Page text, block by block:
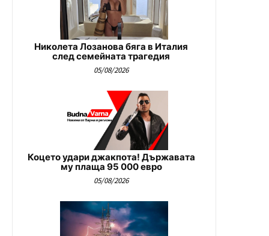
Николета Лозанова бяга в Италия
след семейната трагедия
05/08/2026
Коцето удари джакпота! Държавата
му плаща 95 000 евро
05/08/2026